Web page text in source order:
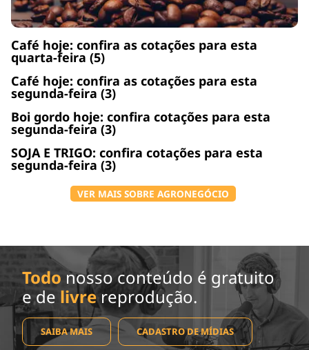
Café hoje: confira as cotações para esta
quarta-feira (5)
Café hoje: confira as cotações para esta
segunda-feira (3)
Boi gordo hoje: confira cotações para esta
segunda-feira (3)
SOJA E TRIGO: confira cotações para esta
segunda-feira (3)
VER MAIS SOBRE AGRONEGÓCIO
Todo nosso conteúdo é gratuito
e de livrereprodução.
SAIBA MAIS CADASTRO DE MÍDIAS